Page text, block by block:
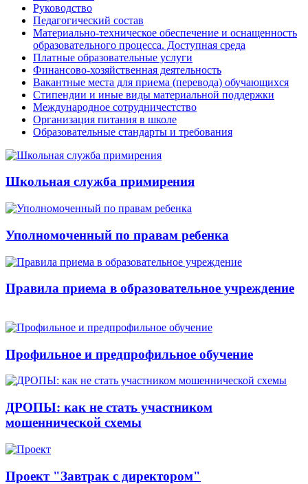
Руководство
Педагогический состав
Материально-техническое обеспечение и оснащенность
образовательного процесса. Доступная среда
Платные образовательные услуги
Финансово-хозяйственная деятельность
Вакантные места для приема (перевода) обучающихся
Стипендии и иные виды материальной поддержки
Международное сотрудничестство
Организация питания в школе
Образовательные стандарты и требования
Школьная служба примирения
Уполномоченный по правам ребенка
Правила приема в образовательное учреждение
Профильное и предпрофильное обучение
ДРОПЫ: как не стать участником
мошеннической схемы
Проект "Завтрак с директором"